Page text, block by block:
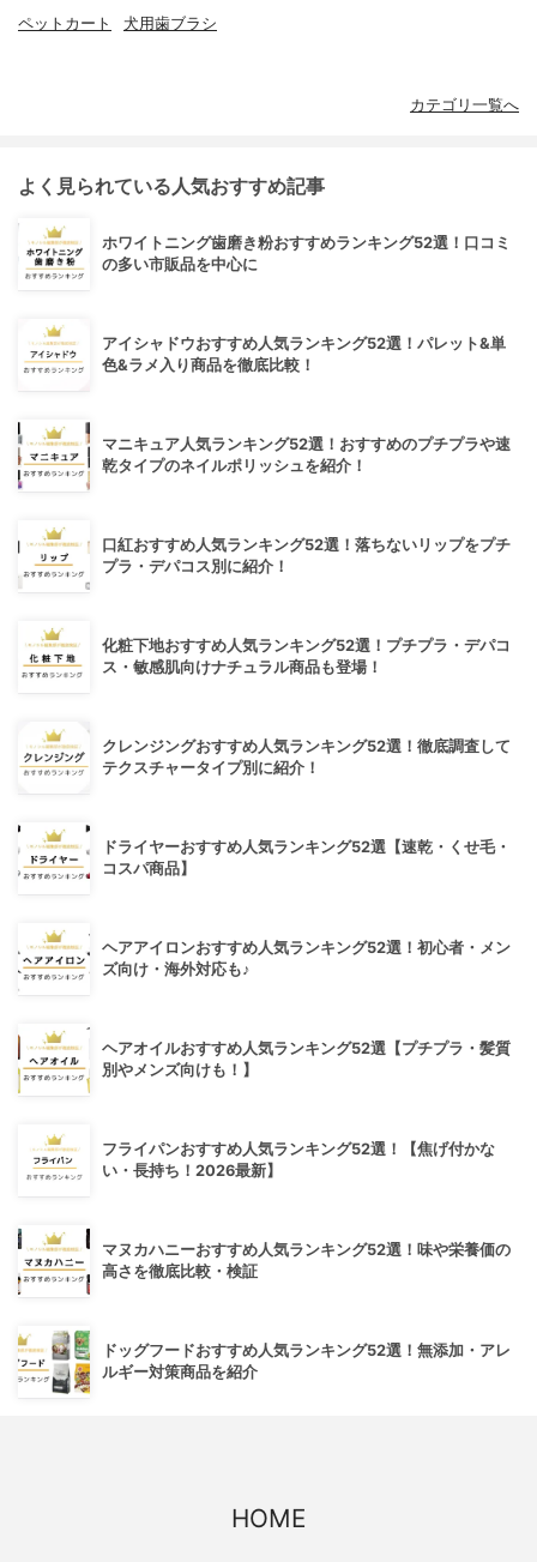
ペットカート 犬用歯ブラシ
カテゴリ一覧へ
よく見られている人気おすすめ記事
ホワイトニング歯磨き粉おすすめランキング52選！口コミ
の多い市販品を中心に
アイシャドウおすすめ人気ランキング52選！パレット&単
色&ラメ入り商品を徹底比較！
マニキュア人気ランキング52選！おすすめのプチプラや速
乾タイプのネイルポリッシュを紹介！
口紅おすすめ人気ランキング52選！落ちないリップをプチ
プラ・デパコス別に紹介！
化粧下地おすすめ人気ランキング52選！プチプラ・デパコ
ス・敏感肌向けナチュラル商品も登場！
クレンジングおすすめ人気ランキング52選！徹底調査して
テクスチャータイプ別に紹介！
ドライヤーおすすめ人気ランキング52選【速乾・くせ毛・
コスパ商品】
ヘアアイロンおすすめ人気ランキング52選！初心者・メン
ズ向け・海外対応も♪
ヘアオイルおすすめ人気ランキング52選【プチプラ・髪質
別やメンズ向けも！】
フライパンおすすめ人気ランキング52選！【焦げ付かな
い・長持ち！2026最新】
マヌカハニーおすすめ人気ランキング52選！味や栄養価の
高さを徹底比較・検証
ドッグフードおすすめ人気ランキング52選！無添加・アレ
ルギー対策商品を紹介
HOME